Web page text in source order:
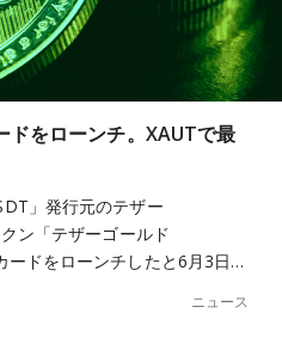
ドをローンチ。XAUTで最
」発行元のテザー
ン「テザーゴールド
ードをローンチしたと6月3日…
ニュース